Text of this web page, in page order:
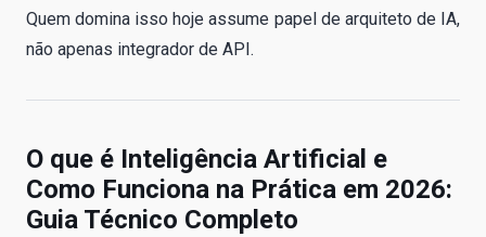
Quem domina isso hoje assume papel de arquiteto de IA,
não apenas integrador de API.
O que é Inteligência Artificial e
Como Funciona na Prática em 2026:
Guia Técnico Completo